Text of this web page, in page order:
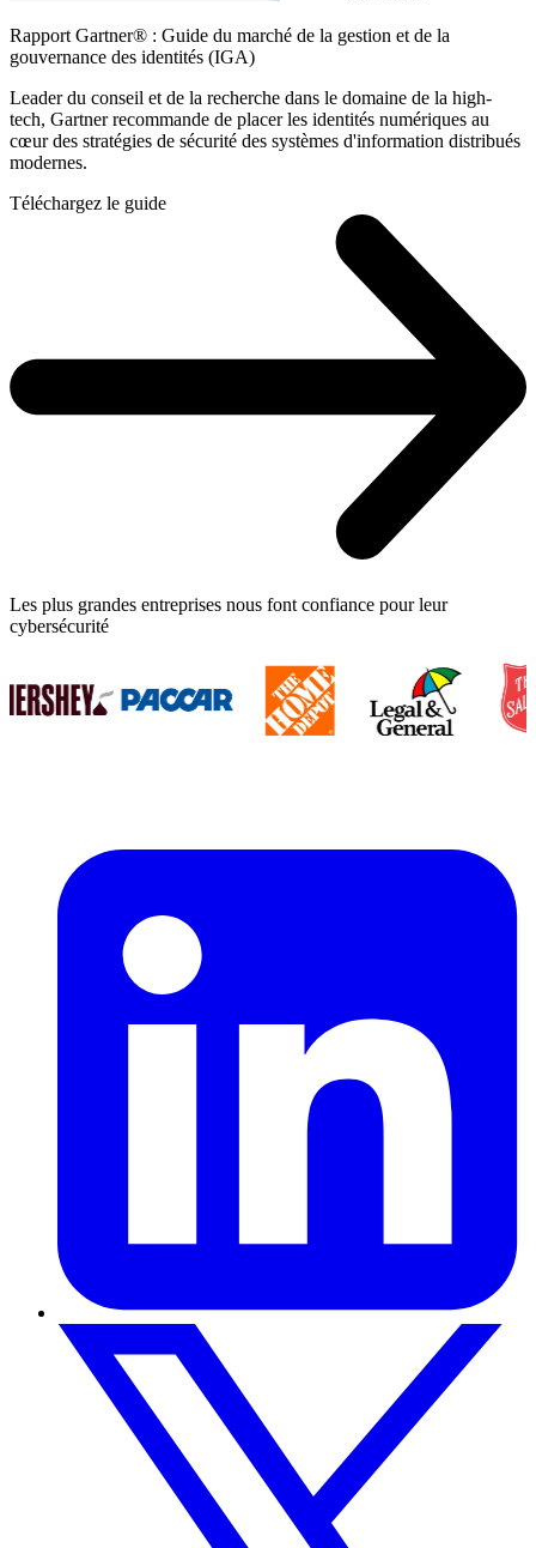
Rapport Gartner® : Guide du marché de la gestion et de la
gouvernance des identités (IGA)
Leader du conseil et de la recherche dans le domaine de la high-
tech, Gartner recommande de placer les identités numériques au
cœur des stratégies de sécurité des systèmes d'information distribués
modernes.
Téléchargez le guide
Les plus grandes entreprises nous font confiance pour leur
cybersécurité